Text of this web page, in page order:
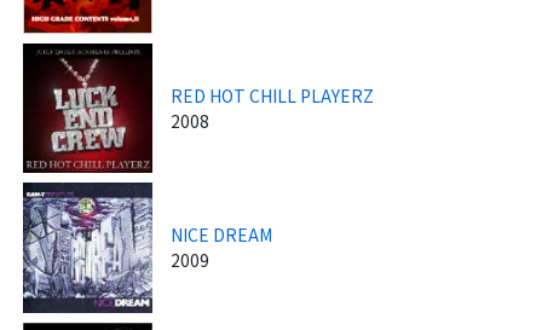
RED HOT CHILL PLAYERZ
2008
NICE DREAM
2009